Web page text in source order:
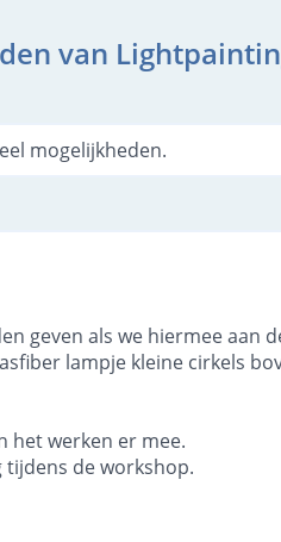
van
mogelijkheden.
geven als we hiermee aan
lampje kleine cirkels
het werken er mee.
tijdens de workshop.